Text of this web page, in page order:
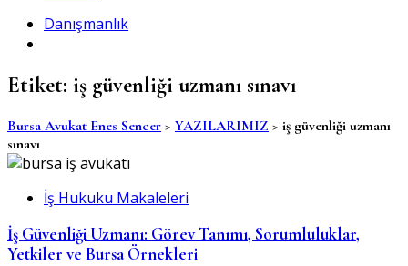
Danışmanlık
Etiket: iş güvenliği uzmanı sınavı
Bursa Avukat Enes Sencer > YAZILARIMIZ > iş güvenliği uzmanı
sınavı
İş Hukuku Makaleleri
İş Güvenliği Uzmanı: Görev Tanımı, Sorumluluklar,
Yetkiler ve Bursa Örnekleri